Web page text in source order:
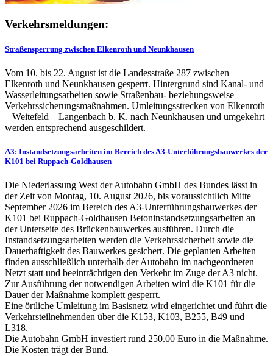
Verkehrsmeldungen:
Straßensperrung zwischen Elkenroth und Neunkhausen
Vom 10. bis 22. August ist die Landesstraße 287 zwischen
Elkenroth und Neunkhausen gesperrt. Hintergrund sind Kanal- und
Wasserleitungsarbeiten sowie Straßenbau- beziehungsweise
Verkehrssicherungsmaßnahmen. Umleitungsstrecken von Elkenroth
– Weitefeld – Langenbach b. K. nach Neunkhausen und umgekehrt
werden entsprechend ausgeschildert.
A3: Instandsetzungsarbeiten im Bereich des A3-Unterführungsbauwerkes der
K101 bei Ruppach-Goldhausen
Die Niederlassung West der Autobahn GmbH des Bundes lässt in
der Zeit von Montag, 10. August 2026, bis voraussichtlich Mitte
September 2026 im Bereich des A3-Unterführungsbauwerkes der
K101 bei Ruppach-Goldhausen Betoninstandsetzungsarbeiten an
der Unterseite des Brückenbauwerkes ausführen. Durch die
Instandsetzungsarbeiten werden die Verkehrssicherheit sowie die
Dauerhaftigkeit des Bauwerkes gesichert. Die geplanten Arbeiten
finden ausschließlich unterhalb der Autobahn im nachgeordneten
Netzt statt und beeinträchtigen den Verkehr im Zuge der A3 nicht.
Zur Ausführung der notwendigen Arbeiten wird die K101 für die
Dauer der Maßnahme komplett gesperrt.
Eine örtliche Umleitung im Basisnetz wird eingerichtet und führt die
Verkehrsteilnehmenden über die K153, K103, B255, B49 und
L318.
Die Autobahn GmbH investiert rund 250.00 Euro in die Maßnahme.
Die Kosten trägt der Bund.